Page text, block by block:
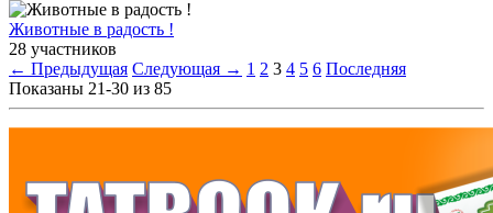
Животные в радость !
28 участников
← Предыдущая Следующая → 1 2 3 4 5 6 Последняя
Показаны 21-30 из 85